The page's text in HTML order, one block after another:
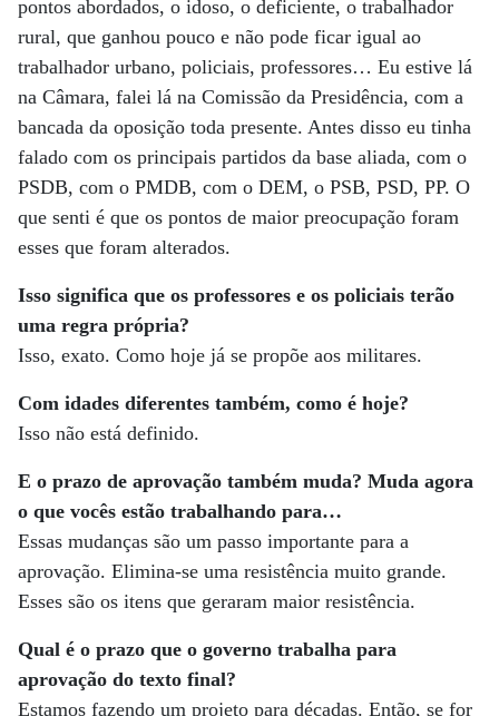
pontos abordados, o idoso, o deficiente, o trabalhador
rural, que ganhou pouco e não pode ficar igual ao
trabalhador urbano, policiais, professores… Eu estive lá
na Câmara, falei lá na Comissão da Presidência, com a
bancada da oposição toda presente. Antes disso eu tinha
falado com os principais partidos da base aliada, com o
PSDB, com o PMDB, com o DEM, o PSB, PSD, PP. O
que senti é que os pontos de maior preocupação foram
esses que foram alterados.
Isso significa que os professores e os policiais terão
uma regra própria?
Isso, exato. Como hoje já se propõe aos militares.
Com idades diferentes também, como é hoje?
Isso não está definido.
E o prazo de aprovação também muda? Muda agora
o que vocês estão trabalhando para…
Essas mudanças são um passo importante para a
aprovação. Elimina-se uma resistência muito grande.
Esses são os itens que geraram maior resistência.
Qual é o prazo que o governo trabalha para
aprovação do texto final?
Estamos fazendo um projeto para décadas. Então, se for